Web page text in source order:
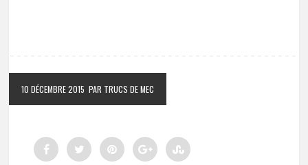
10 DÉCEMBRE 2015 PAR TRUCS DE MEC